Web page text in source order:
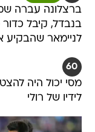
ברצלונה עברה
בנבדל, קיבל
לניימאר שהבקיע את ה-14 שלו בליגה.
60
לידיו של רולי